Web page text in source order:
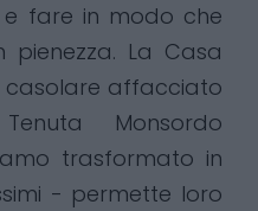
fare in modo che
pienezza. La Casa
casolare affacciato
Monsordo
trasformato in
- permette loro